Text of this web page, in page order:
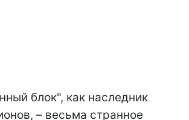
блок", как наследник
– весьма странное